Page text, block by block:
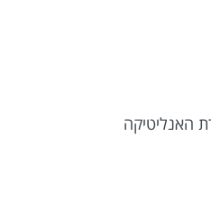
היומיות, וניתן לראות כי המגמה לא פסקה מאז. בשנת 2017 ערכה חברת האנליטיקה